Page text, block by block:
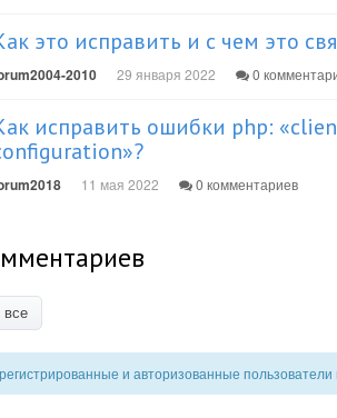
это исправить и с чем это
2010 29 января 2022 0
исправить ошибки php:
11 мая 2022 0 комментариев
все
и авторизованные